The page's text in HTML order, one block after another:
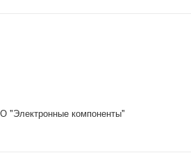
"Электронные компоненты"